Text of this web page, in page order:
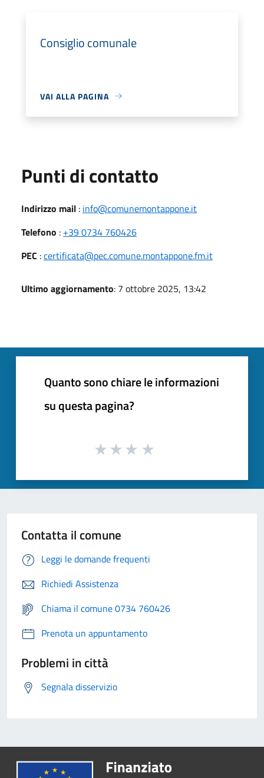
Consiglio comunale
VAI ALLA PAGINA
Punti di contatto
Indirizzo mail : info@comunemontappone.it
Telefono : +39 0734 760426
PEC :certificata@pec.comune.montappone.fm.it
Ultimo aggiornamento: 7 ottobre 2025, 13:42
Quanto sono chiare le informazioni
su questa pagina?
Contatta il comune
Leggi le domande frequenti
Richiedi Assistenza
Chiama il comune 0734 760426
Prenota un appuntamento
Problemi in città
Segnala disservizio